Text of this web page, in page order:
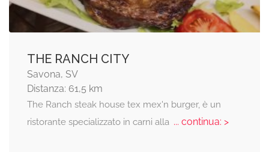
THE RANCH CITY
Savona, SV
Distanza: 61,5 km
The Ranch steak house tex mex'n burger, è un
ristorante specializzato in carni alla... continua: >